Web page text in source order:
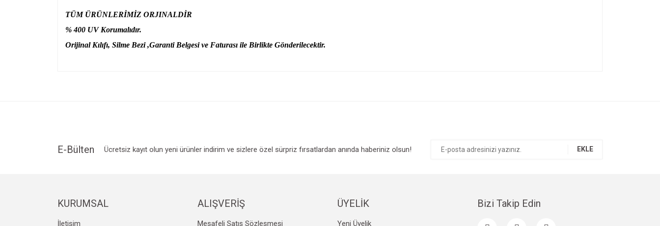
TÜM ÜRÜNLERİMİZ ORJINALDİR
% 400 UV Korumalıdır.
Orijinal Kılıfı, Silme Bezi ,Garanti Belgesi ve Faturası ile Birlikte Gönderilecektir.
Bu ürüne benzer farklı alternatifler olmalı.
E-Bülten Ücretsiz kayıt olun yeni ürünler indirim ve sizlere özel sürpriz fırsatlardan anında haberiniz olsun! EKLE
KURUMSAL
İletişim
ALIŞVERİŞ
Mesafeli Satış Sözleşmesi
ÜYELİK
Yeni Üyelik
Bizi Takip Edin